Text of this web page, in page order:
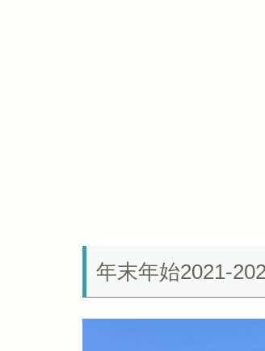
年末年始2021-